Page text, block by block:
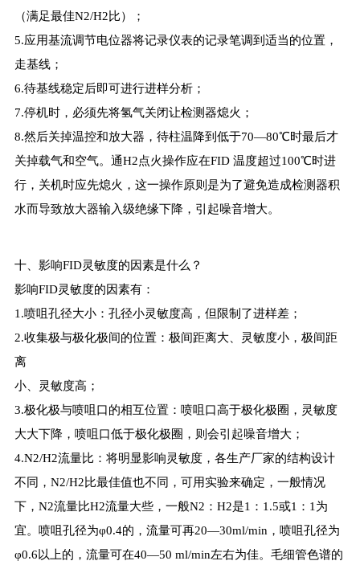
（满足最佳N2/H2比）；
5.应用基流调节电位器将记录仪表的记录笔调到适当的位置，
走基线；
6.待基线稳定后即可进行进样分析；
7.停机时，必须先将氢气关闭让检测器熄火；
8.然后关掉温控和放大器，待柱温降到低于70—80℃时最后才
关掉载气和空气。通H2点火操作应在FID 温度超过100℃时进
行，关机时应先熄火，这一操作原则是为了避免造成检测器积
水而导致放大器输入级绝缘下降，引起噪音增大。
十、影响FID灵敏度的因素是什么？
影响FID灵敏度的因素有：
1.喷咀孔径大小：孔径小灵敏度高，但限制了进样差；
2.收集极与极化极间的位置：极间距离大、灵敏度小，极间距
离
小、灵敏度高；
3.极化极与喷咀口的相互位置：喷咀口高于极化极圈，灵敏度
大大下降，喷咀口低于极化极圈，则会引起噪音增大；
4.N2/H2流量比：将明显影响灵敏度，各生产厂家的结构设计
不同，N2/H2比最佳值也不同，可用实验来确定，一般情况
下，N2流量比H2流量大些，一般N2：H2是1：1.5或1：1为
宜。喷咀孔径为φ0.4的，流量可再20—30ml/min，喷咀孔径为
φ0.6以上的，流量可在40—50 ml/min左右为佳。毛细管色谱的